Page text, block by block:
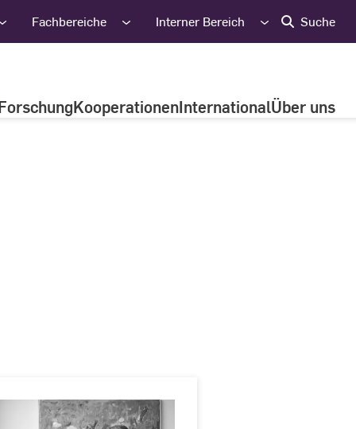
Fachbereiche Interner Bereich Suche
KooperationenInternationalÜber uns